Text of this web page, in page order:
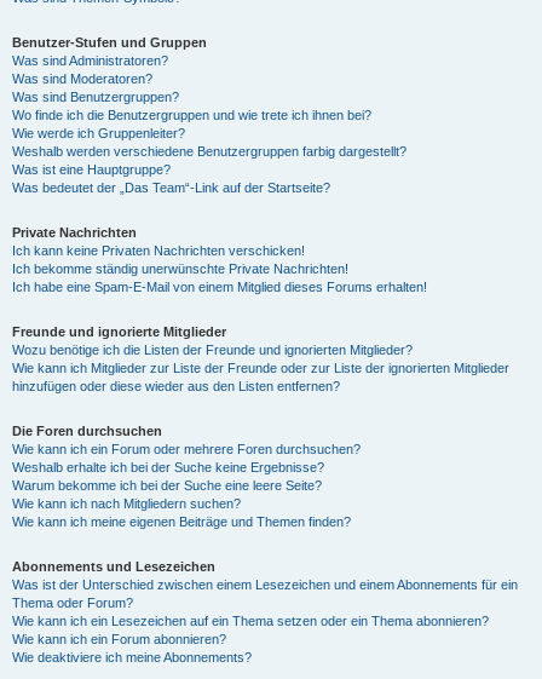
Benutzer-Stufen und Gruppen
Was sind Administratoren?
Was sind Moderatoren?
Was sind Benutzergruppen?
Wo finde ich die Benutzergruppen und wie trete ich ihnen bei?
Wie werde ich Gruppenleiter?
Weshalb werden verschiedene Benutzergruppen farbig dargestellt?
Was ist eine Hauptgruppe?
Was bedeutet der „Das Team“-Link auf der Startseite?
Private Nachrichten
Ich kann keine Privaten Nachrichten verschicken!
Ich bekomme ständig unerwünschte Private Nachrichten!
Ich habe eine Spam-E-Mail von einem Mitglied dieses Forums erhalten!
Freunde und ignorierte Mitglieder
Wozu benötige ich die Listen der Freunde und ignorierten Mitglieder?
Wie kann ich Mitglieder zur Liste der Freunde oder zur Liste der ignorierten Mitglieder
hinzufügen oder diese wieder aus den Listen entfernen?
Die Foren durchsuchen
Wie kann ich ein Forum oder mehrere Foren durchsuchen?
Weshalb erhalte ich bei der Suche keine Ergebnisse?
Warum bekomme ich bei der Suche eine leere Seite?
Wie kann ich nach Mitgliedern suchen?
Wie kann ich meine eigenen Beiträge und Themen finden?
Abonnements und Lesezeichen
Was ist der Unterschied zwischen einem Lesezeichen und einem Abonnements für ein
Thema oder Forum?
Wie kann ich ein Lesezeichen auf ein Thema setzen oder ein Thema abonnieren?
Wie kann ich ein Forum abonnieren?
Wie deaktiviere ich meine Abonnements?